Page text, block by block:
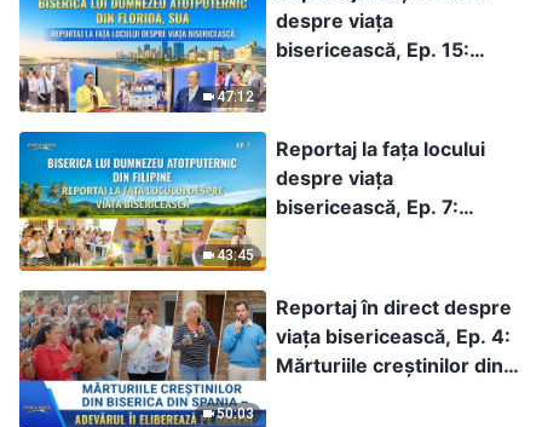
47:12
despre viața
bisericească, Ep. 15:
lui Dumnezeu
Atotputernic din Florida:
Judecata lui Dumnezeu
ne-a curățit
43:45
Reportaj la fața locului
despre viața
bisericească, Ep. 7:
din biserica din Filipine:
Cum îi eliberează
judecata cuvintelor lui
Dumnezeu de lanțurile
50:03
Reportaj în direct despre
viața bisericească, Ep. 4:
Mărturiile creștinilor din